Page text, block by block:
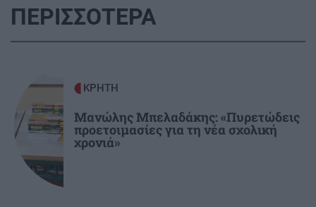
11:00
GOSSIP - LIFESTYLE
10:53
ΑΥΤΟΔΙΟΙΚΗΣΗ
Επιτήδειοι τηλεφωνούν ως υπάλληλοι του ΚΕΠ
Γαζίου και ξαφρίζουν λογαριασμούς
ΠΕΡΙΣΣΟΤΕΡΑ
ΚΡΗΤΗ
Μανώλης Μπελαδάκης: «Πυρετώδεις
προετοιμασίες για τη νέα σχολική
χρονιά»